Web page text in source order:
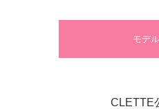
モデ
CLETTE